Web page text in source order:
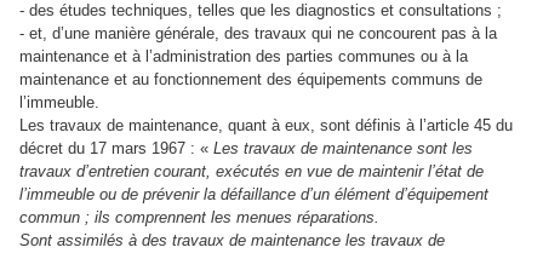
- des études techniques, telles que les diagnostics et consultations ;
- et, d’une manière générale, des travaux qui ne concourent pas à la
maintenance et à l’administration des parties communes ou à la
maintenance et au fonctionnement des équipements communs de
l’immeuble.
Les travaux de maintenance, quant à eux, sont définis à l’article 45 du
décret du 17 mars 1967 : « Les travaux de maintenance sont les
travaux d’entretien courant, exécutés en vue de maintenir l’état de
l’immeuble ou de prévenir la défaillance d’un élément d’équipement
commun ; ils comprennent les menues réparations.
Sont assimilés à des travaux de maintenance les travaux de